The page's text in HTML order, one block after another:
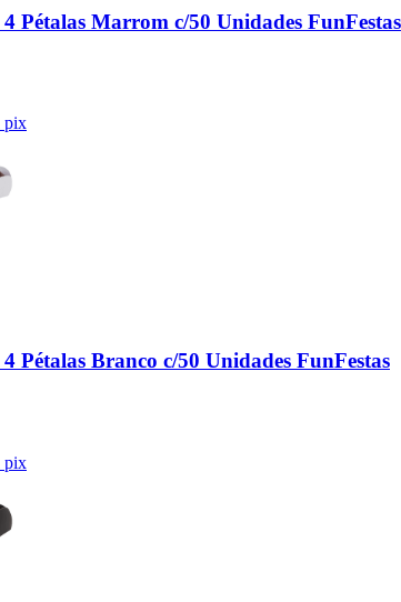
Pétalas Marrom c/50 Unidades FunFestas
pix
Pétalas Branco c/50 Unidades FunFestas
pix